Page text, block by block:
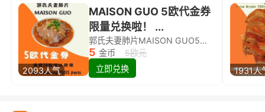
2093人气
MAISON GUO 5欧代金券
限量兑换啦！ ...
郭氏夫妻肺片MAISON GUO5欧代金券限量兑换啦！
5 金币
5欧元
立即兑换
1931人